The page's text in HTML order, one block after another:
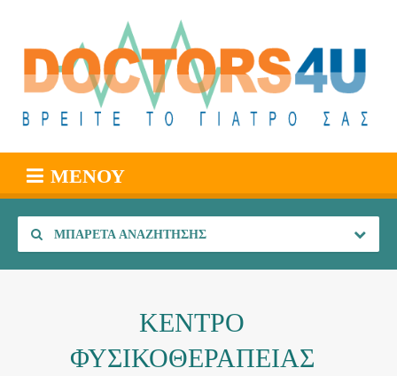
ΜΕΝΟΎ
ΜΠΑΡΈΤΑ ΑΝΑΖΉΤΗΣΗΣ
ΚΕΝΤΡΟ
ΦΥΣΙΚΟΘΕΡΑΠΕΙΑΣ